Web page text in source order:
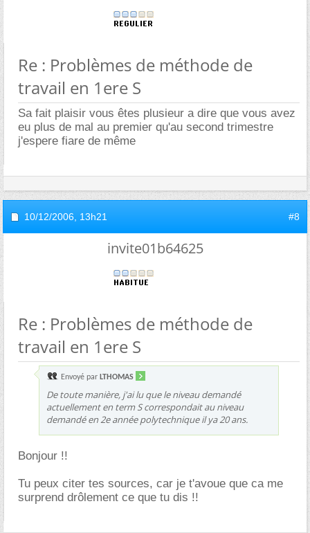
Re : Problèmes de méthode de
travail en 1ere S
Sa fait plaisir vous êtes plusieur a dire que vous avez
eu plus de mal au premier qu'au second trimestre
j'espere fiare de même
10/12/2006, 13h21 #8
invite01b64625
Re : Problèmes de méthode de
travail en 1ere S
Envoyé par LTHOMAS
De toute manière, j'ai lu que le niveau demandé
actuellement en term S correspondait au niveau
demandé en 2e année polytechnique il ya 20 ans.
Bonjour !!
Tu peux citer tes sources, car je t'avoue que ca me
surprend drôlement ce que tu dis !!